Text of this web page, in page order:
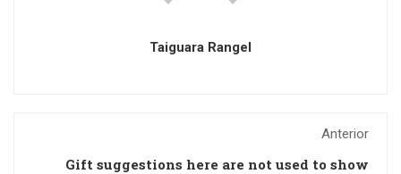
Taiguara Rangel
Anterior
Gift suggestions here are not used to show